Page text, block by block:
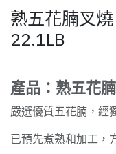
熟五花腩叉
22.1LB
產品：熟五花
嚴選優質五花腩，經
已預先煮熟和加工，